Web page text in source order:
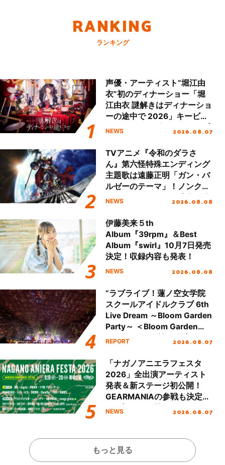
RANKING
ランキング
声優・アーティスト“堀江由
衣”初のディナーショー「堀
江由衣 謎解きはディナーショ
ーの途中で 2026」キービジ
ュアル＆グッズラインナップ
NEWS 2026.08.07
TVアニメ『令和のダラさ
ん』第六怪特殊エンディング
主題歌は遠藤正明「ガン・バ
ルゼーのテーマ」！ノンクレ
ジットエンディング映像も公
NEWS 2026.08.08
伊藤美来５th
Album『39rpm』＆Best
Album『swirl』10月7日発売
決定！収録内容も発表！
NEWS 2026.08.08
“ラブライブ！蓮ノ空女学院
スクールアイドルクラブ 6th
Live Dream ～Bloom Garden
Party～ ＜Bloom Garden
Party Stage／埼玉公演＞”
REPORT 2026.08.07
「ナガノアニエラフェスタ
2026」全出演アーティスト
発表＆新ステージ初公開！
GEARMANIAの参戦も決定
し、初となる第3ステージの
NEWS 2026.08.07
もっと見る